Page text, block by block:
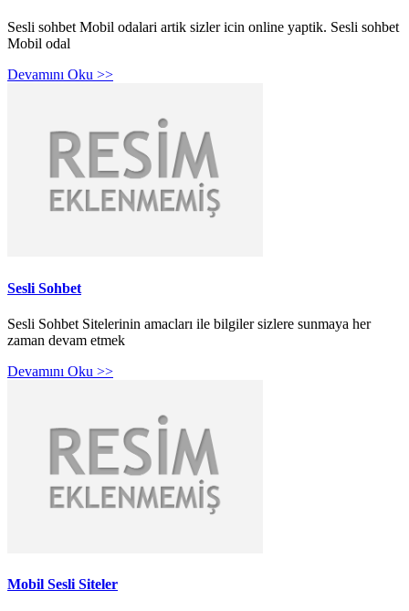
Sesli sohbet Mobil odalari artik sizler icin online yaptik. Sesli sohbet
Mobil odal
Devamını Oku >>
Sesli Sohbet
Sesli Sohbet Sitelerinin amacları ile bilgiler sizlere sunmaya her
zaman devam etmek
Devamını Oku >>
Mobil Sesli Siteler